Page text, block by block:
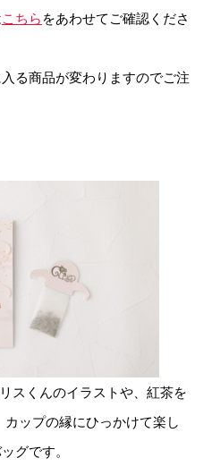
こちら をあわせてご確認くださ
る商品が変わりますのでご注
スくんのイラストや、紅茶を
ップの縁にひっかけて楽し
グです。